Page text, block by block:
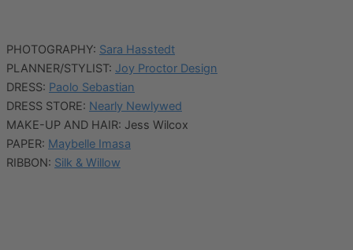
PHOTOGRAPHY: Sara Hasstedt
PLANNER/STYLIST: Joy Proctor Design
DRESS: Paolo Sebastian
DRESS STORE: Nearly Newlywed
MAKE-UP AND HAIR: Jess Wilcox
PAPER: Maybelle Imasa
RIBBON: Silk & Willow